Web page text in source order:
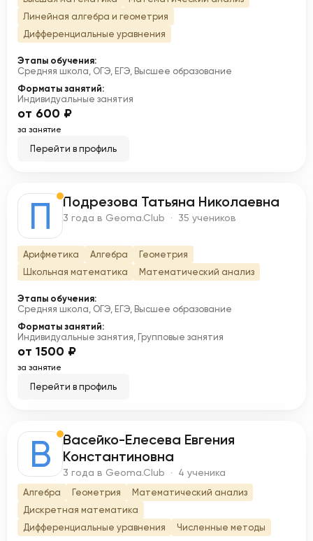
Линейная алгебра и геометрия
Дифференциальные уравнения
Этапы обучения:
Средняя школа, ОГЭ, ЕГЭ, Высшее образование
Форматы занятий:
Индивидуальные занятия
от 600 ₽
за занятие
Перейти в профиль
П Подрезова Татьяна Николаевна
3 года в Geoma.Club · 35 учеников
Арифметика Алгебра
Геометрия
Школьная математика
Математический анализ
Этапы обучения:
Средняя школа, ОГЭ, ЕГЭ, Высшее образование
Форматы занятий:
Индивидуальные занятия, Групповые занятия
от 1500 ₽
за занятие
Перейти в профиль
В
Васейко-Елесева Евгения
Константиновна
3 года в Geoma.Club · 4 ученика
Алгебра Геометрия
Математический анализ
Дискретная математика
Дифференциальные уравнения
Численные методы